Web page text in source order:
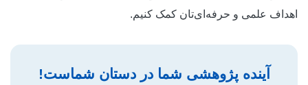
اهداف علمی و حرفه‌ای‌تان کمک کنیم.
آینده پژوهشی شما در دستان شماست!